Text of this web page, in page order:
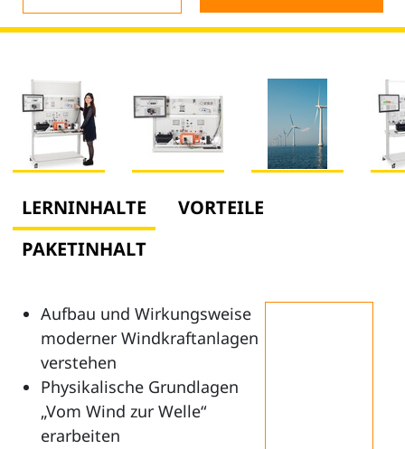
LERNINHALTE
VORTEILE
PAKETINHALT
Aufbau und Wirkungsweise
moderner Windkraftanlagen
verstehen
Physikalische Grundlagen
„Vom Wind zur Welle“
erarbeiten